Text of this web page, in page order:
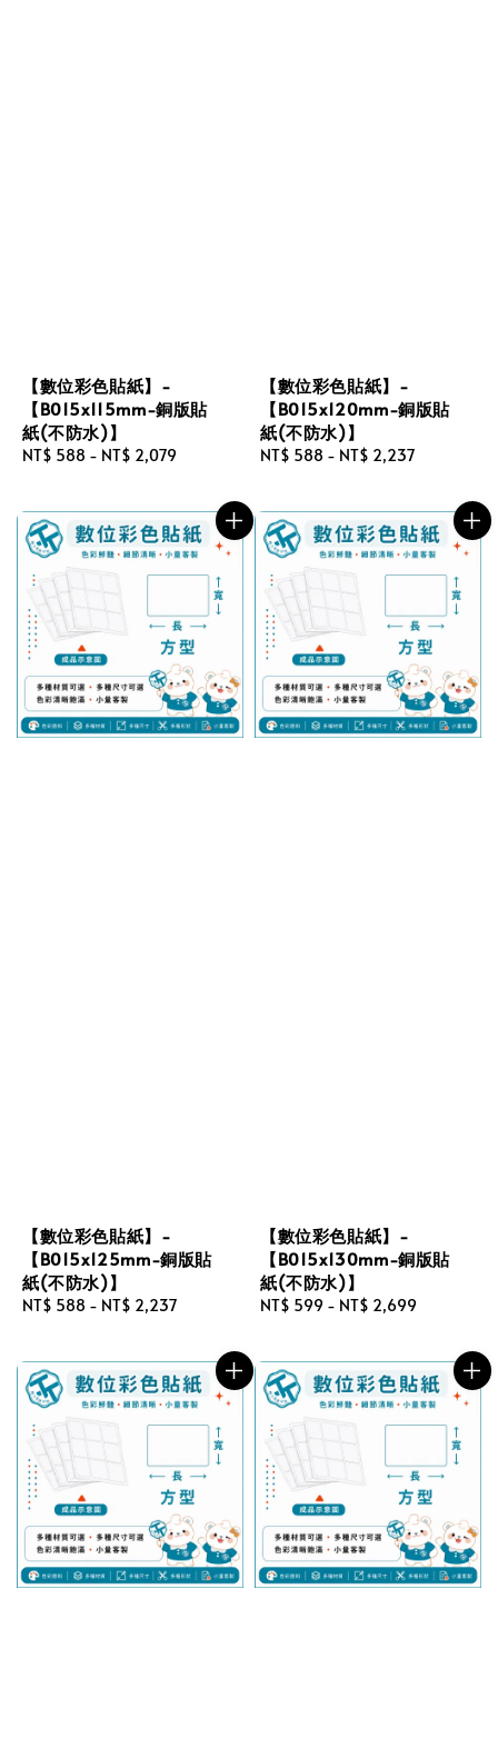
【數位彩色貼紙】-
【B015x115mm-銅版貼
紙(不防水)】
Regular
NT$ 588 - NT$ 2,079
【數位彩色貼紙】-
【B015x120mm-銅版貼
紙(不防水)】
Regular
NT$ 588 - NT$ 2,237
【數位彩色貼紙】-
【B015x125mm-銅版貼
紙(不防水)】
Regular
NT$ 588 - NT$ 2,237
【數位彩色貼紙】-
【B015x130mm-銅版貼
紙(不防水)】
Regular
NT$ 599 - NT$ 2,699